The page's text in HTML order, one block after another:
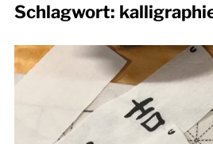
Schlagwort: